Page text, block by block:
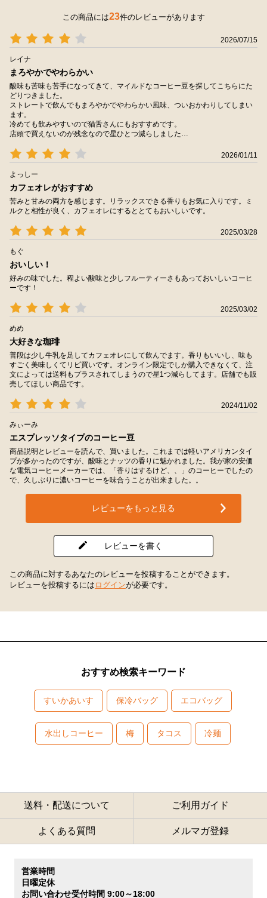
この商品には23件のレビューがあります
2026/07/15
レイナ
まろやかでやわらかい
酸味も苦味も苦手になってきて、マイルドなコーヒー豆を探してこちらにた
どりつきました。
ストレートで飲んでもまろやかでやわらかい風味、ついおかわりしてしまい
ます。
冷めても飲みやすいので猫舌さんにもおすすめです。
店頭で買えないのが残念なので星ひとつ減らしました…
2026/01/11
よっしー
カフェオレがおすすめ
苦みと甘みの両方を感じます。リラックスできる香りもお気に入りです。ミ
ルクと相性が良く、カフェオレにするととてもおいしいです。
2025/03/28
もぐ
おいしい！
好みの味でした。程よい酸味と少しフルーティーさもあっておいしいコーヒ
ーです！
2025/03/02
めめ
大好きな珈琲
普段は少し牛乳を足してカフェオレにして飲んでます。香りもいいし、味も
すごく美味しくてリピ買いです。オンライン限定でしか購入できなくて、注
文によっては送料もプラスされてしまうので星1つ減らしてます。店舗でも販
売してほしい商品です。
2024/11/02
みぃーみ
エスプレッソタイプのコーヒー豆
商品説明とレビューを読んで、買いました。これまでは軽いアメリカンタイ
プが多かったのですが、酸味とナッツの香りに魅かれました。我が家の安価
な電気コーヒーメーカーでは、「香りはするけど、、」のコーヒーでしたの
で、久しぶりに濃いコーヒーを味合うことが出来ました。。
レビューをもっと見る
レビューを書く
この商品に対するあなたのレビューを投稿することができます。
レビューを投稿するには ログインが必要です。
おすすめ検索キーワード
すいかあいす 保冷バッグ エコバッグ
水出しコーヒー 梅 タコス 冷麺
送料・配送について ご利用ガイド
よくある質問 メルマガ登録
営業時間
日曜定休
お問い合わせ受付時間 9:00～18:00